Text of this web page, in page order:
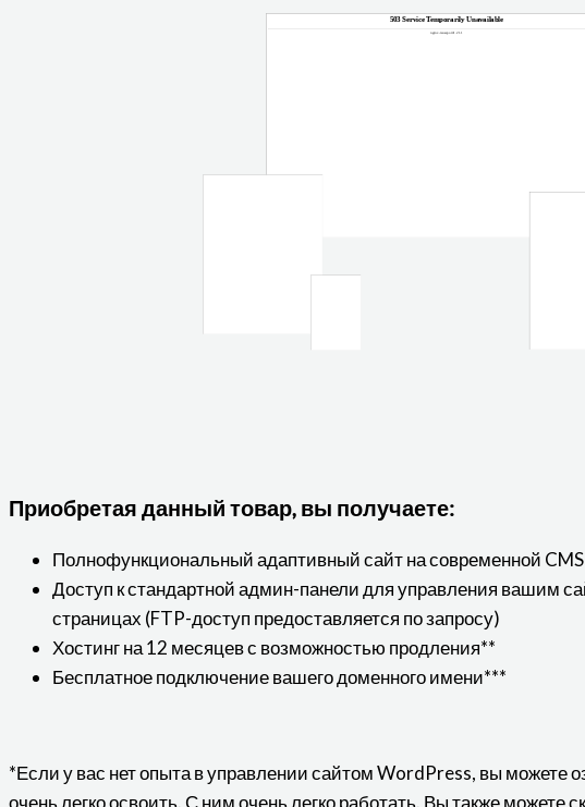
Приобретая данный товар, вы получаете:
Полнофункциональный адаптивный сайт на современной
Доступ к стандартной админ-панели для управления вашим
страницах (FTP-доступ предоставляется по запросу)
Хостинг на 12 месяцев с возможностью продления**
Бесплатное подключение вашего доменного имени***
*Если у вас нет опыта в управлении сайтом WordPress, вы можете
очень легко освоить. С ним очень легко работать. Вы также можете